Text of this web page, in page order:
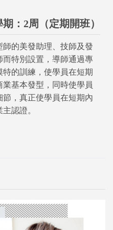
：2周（定期開班）
的美發助理、技師及發
特別設置，導師通過專
的訓練，使學員在短期
基本發型，同時使學員
，真正使學員在短期內
認證。